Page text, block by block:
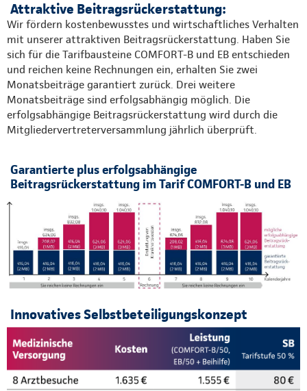
Attraktive Beitragsrückerstattung:
Wir fördern kostenbewusstes und wirtschaftliches Verhalten
mit unserer attraktiven Beitragsrückerstattung. Haben Sie
sich für die Tarifbausteine COMFORT-B und EB entschieden
und reichen keine Rechnungen ein, erhalten Sie zwei
Monatsbeiträge garantiert zurück. Drei weitere
Monatsbeiträge sind erfolgsabhängig möglich. Die
erfolgsabhängige Beitragsrückerstattung wird durch die
Mitgliedervertreterversammlung jährlich überprüft.
Garantierte plus erfolgsabhängige
Beitragsrückerstattung im Tarif COMFORT-B und EB
Innovatives Selbstbeteiligungskonzept